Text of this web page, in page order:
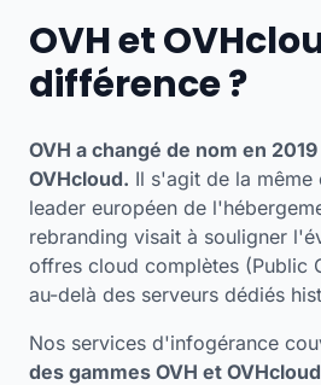
OVH et
différence ?
OVH a changé de nom en
OVHcloud. Il s'agit de la même
leader européen de
rebranding visait à souligner
offres cloud complètes (Public
au-delà des serveurs dédiés
Nos services d'infogérance
des gammes OVH et OVHcloud